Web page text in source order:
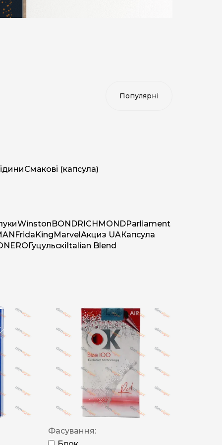
Смакові (капсула)
WinstonBONDRICHMONDParliament
FridaKingMarvelАкциз UAКапсула
NEROГуцульскіItalian Blend
Фасування: